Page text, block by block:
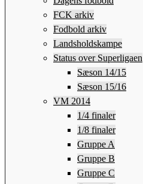
FCK arkiv
Fodbold arkiv
Landsholdskampe
Status over Superligaen
Sæson 14/15
Sæson 15/16
VM 2014
1/4 finaler
1/8 finaler
Gruppe A
Gruppe B
Gruppe C